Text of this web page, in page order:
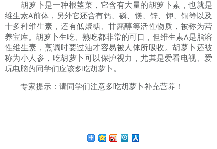
胡萝卜是一种根茎菜，它含有大量的胡萝卜素，也就是
维生素A前体，另外它还含有钙、磷、镁、锌、钾、铜等以及
十多种维生素，还有低聚糖、甘露醇等活性物质，被称为营
养宝库。胡萝卜生吃、熟吃都非常的可口，但维生素A是脂溶
性维生素，烹调时要过油才容易被人体所吸收。胡萝卜还被
称为小人参，吃胡萝卜可以保护视力，尤其是爱看电视、爱
玩电脑的同学们应该多吃胡萝卜。
专家提示：请同学们注意多吃胡萝卜补充营养！